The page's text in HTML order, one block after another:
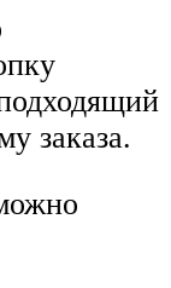
заказа.